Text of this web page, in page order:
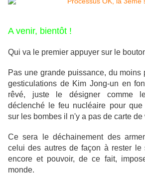
A venir, bientôt !
Qui va le premier appuyer sur le
Pas une grande puissance, du moins
gesticulations de Kim Jong-un en
rêvé, juste le désigner comme
déclenché le feu nucléaire pour que
sur les bombes il n'y a pas de carte de
Ce sera le déchainement des
celui des autres de façon à rester le
encore et pouvoir, de ce fait,
monde.